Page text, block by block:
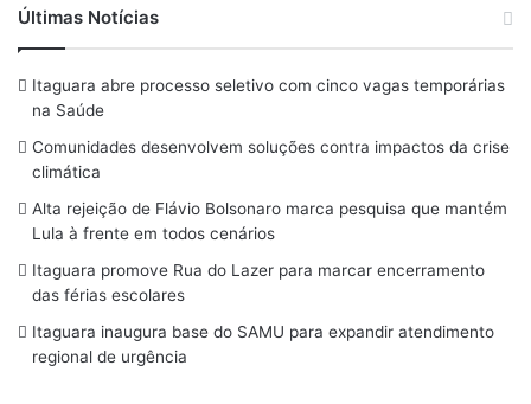
a
c
e
b
o
o
k
h
r
e
a
d
s
n
s
t
a
r
a
m
u
e
s
y
u
T
u
e
Últimas Notícias
Itaguara abre processo seletivo com cinco vagas temporárias
na Saúde
Comunidades desenvolvem soluções contra impactos da crise
climática
Alta rejeição de Flávio Bolsonaro marca pesquisa que mantém
Lula à frente em todos cenários
Itaguara promove Rua do Lazer para marcar encerramento
das férias escolares
Itaguara inaugura base do SAMU para expandir atendimento
regional de urgência